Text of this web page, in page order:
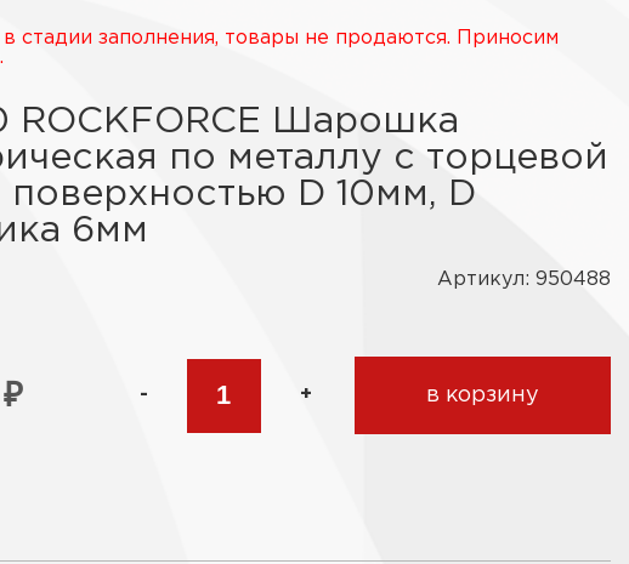
стадии заполнения, товары не продаются. Приносим
ROCKFORCE Шарошка
по металлу с торцевой
поверхностью D 10мм, D
6мм
Артикул: 950488
₽ - + в корзину